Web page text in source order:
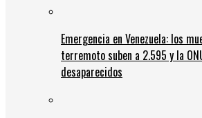
Emergencia en Venezuela: los
terremoto suben a 2.595 y la
desaparecidos